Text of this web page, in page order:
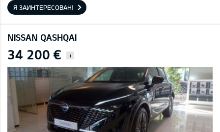
Я ЗАИНТЕРЕСОВАН!
NISSAN QASHQAI
34 200 € i